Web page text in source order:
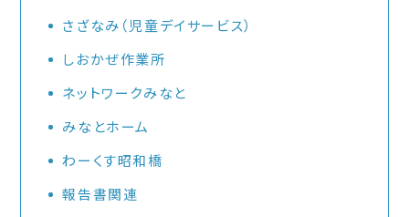
さざなみ（児童デイサービス）
しおかぜ作業所
ネットワークみなと
みなとホーム
わーくす昭和橋
報告書関連